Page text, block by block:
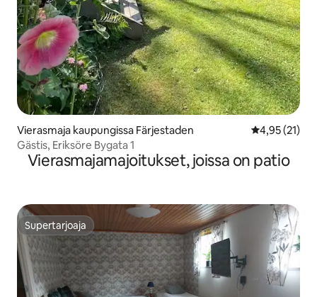
Vierasmaja kaupungissa Färjestaden
4,95 (21)
Gästis, Eriksöre Bygata 1
Vierasmajamajoitukset, joissa on patio
Supertarjoaja
Supertarjoaja